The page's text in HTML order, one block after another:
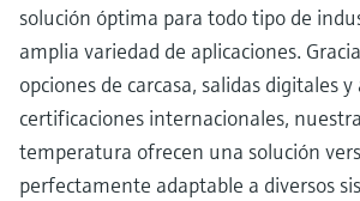
solución óptima para todo tipo de
amplia variedad de aplicaciones.
opciones de carcasa, salidas digitales
certificaciones internacionales,
temperatura ofrecen una solución
perfectamente adaptable a diversos